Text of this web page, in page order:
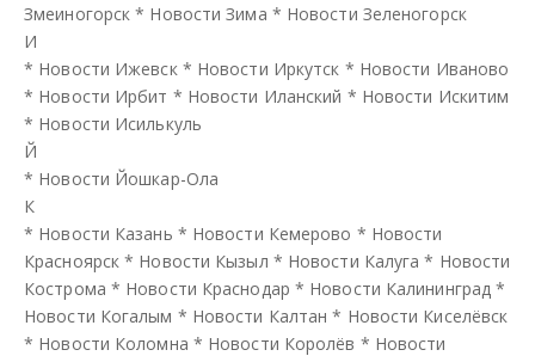
Змеиногорск * Новости Зима * Новости Зеленогорск
И
* Новости Ижевск* Новости Иркутск * Новости Иваново
* Новости Ирбит * Новости Иланский * Новости Искитим
* Новости Исилькуль
Й
* Новости Йошкар-Ола
К
* Новости Казань * Новости Кемерово * Новости
Красноярск * Новости Кызыл * Новости Калуга * Новости
Кострома * Новости Краснодар * Новости Калининград *
Новости Когалым * Новости Калтан * Новости Киселёвск
* Новости Коломна * Новости Королёв * Новости